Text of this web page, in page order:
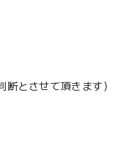
とさせて頂きます）